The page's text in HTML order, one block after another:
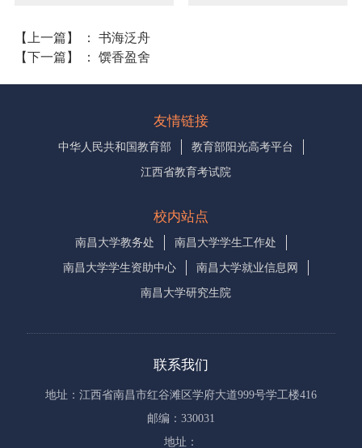
【上一篇】 ： 书海泛舟
【下一篇】
： 馔香盈舍
友情链接
中华人民共和国教育部
教育部阳光高考平台
江西省教育考试院
校内站点
南昌大学教务处
南昌大学学生工作处
南昌大学学生资助中心
南昌大学就业信息网
南昌大学研究生院
联系我们
地址：江西省南昌市红谷滩区学府大道999号学工楼416
邮编：330031
地址：